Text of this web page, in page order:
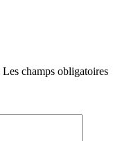
Les champs obligatoires